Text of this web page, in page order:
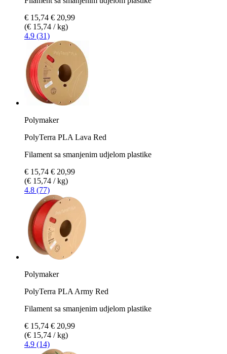
€ 15,74 € 20,99
(€ 15,74 / kg)
4.9 (31)
Polymaker
PolyTerra PLA Lava Red
Filament sa smanjenim udjelom plastike
€ 15,74 € 20,99
(€ 15,74 / kg)
4.8 (77)
Polymaker
PolyTerra PLA Army Red
Filament sa smanjenim udjelom plastike
€ 15,74 € 20,99
(€ 15,74 / kg)
4.9 (14)